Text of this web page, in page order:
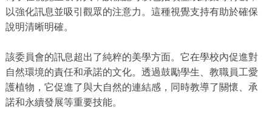
以強化訊息並吸引觀眾的注意力。這種視覺支持有助於確保
說明清晰明確。
該委員會的訊息超出了純粹的美學方面。它在學校內促進對
自然環境的責任和承諾的文化。透過鼓勵學生、教職員工愛
護植物，它促進了與大自然的連結感，同時教導了關懷、承
諾和永續發展等重要技能。